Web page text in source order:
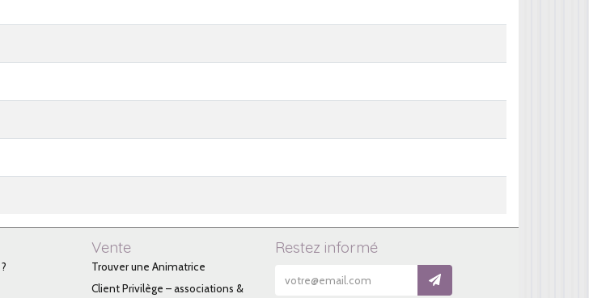
Vente
Trouver une Animatrice
Client Privilège – associations &
Restez informé